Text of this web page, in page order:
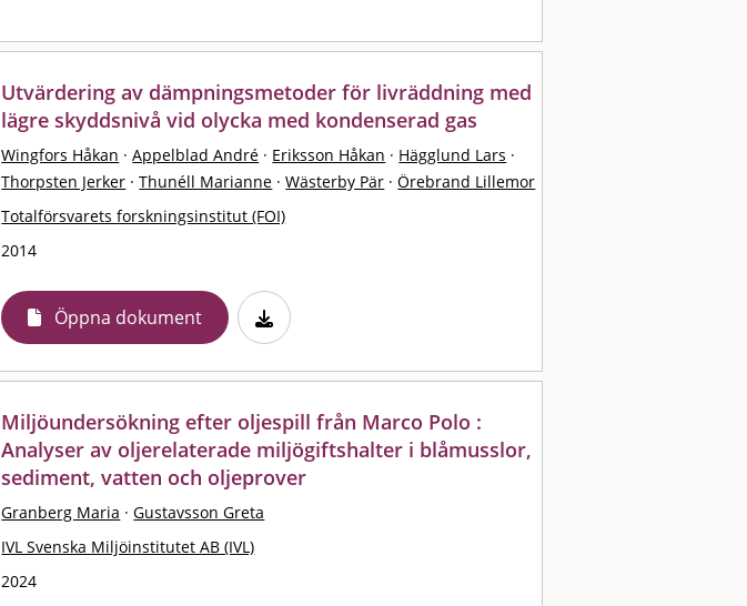
Utvärdering av dämpningsmetoder för livräddning med
lägre skyddsnivå vid olycka med kondenserad gas
Wingfors Håkan · Appelblad André · Eriksson Håkan · Hägglund Lars ·
Thorpsten Jerker · Thunéll Marianne · Wästerby Pär · Örebrand Lillemor
Totalförsvarets forskningsinstitut (FOI)
2014
Öppna dokument
Miljöundersökning efter oljespill från Marco Polo :
Analyser av oljerelaterade miljögiftshalter i blåmusslor,
sediment, vatten och oljeprover
Granberg Maria · Gustavsson Greta
IVL Svenska Miljöinstitutet AB (IVL)
2024